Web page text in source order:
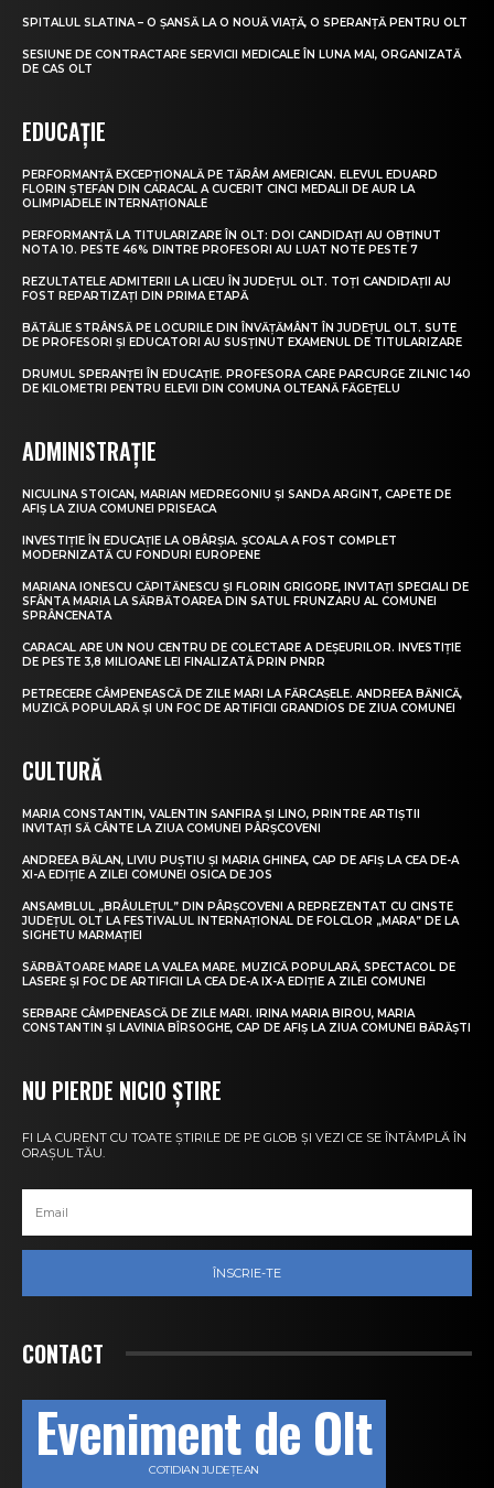
SPITALUL SLATINA – O ȘANSĂ LA O NOUĂ VIAȚĂ, O SPERANȚĂ PENTRU OLT
SESIUNE DE CONTRACTARE SERVICII MEDICALE ÎN LUNA MAI, ORGANIZATĂ
DE CAS OLT
EDUCAȚIE
PERFORMANȚĂ EXCEPȚIONALĂ PE TĂRÂM AMERICAN. ELEVUL EDUARD
FLORIN ȘTEFAN DIN CARACAL A CUCERIT CINCI MEDALII DE AUR LA
OLIMPIADELE INTERNAȚIONALE
PERFORMANȚĂ LA TITULARIZARE ÎN OLT: DOI CANDIDAȚI AU OBȚINUT
NOTA 10. PESTE 46% DINTRE PROFESORI AU LUAT NOTE PESTE 7
REZULTATELE ADMITERII LA LICEU ÎN JUDEȚUL OLT. TOȚI CANDIDAȚII AU
FOST REPARTIZAȚI DIN PRIMA ETAPĂ
BĂTĂLIE STRÂNSĂ PE LOCURILE DIN ÎNVĂȚĂMÂNT ÎN JUDEȚUL OLT. SUTE
DE PROFESORI ȘI EDUCATORI AU SUSȚINUT EXAMENUL DE TITULARIZARE
DRUMUL SPERANȚEI ÎN EDUCAȚIE. PROFESORA CARE PARCURGE ZILNIC 140
DE KILOMETRI PENTRU ELEVII DIN COMUNA OLTEANĂ FĂGEȚELU
ADMINISTRAȚIE
NICULINA STOICAN, MARIAN MEDREGONIU ȘI SANDA ARGINT, CAPETE DE
AFIȘ LA ZIUA COMUNEI PRISEACA
INVESTIȚIE ÎN EDUCAȚIE LA OBÂRȘIA. ȘCOALA A FOST COMPLET
MODERNIZATĂ CU FONDURI EUROPENE
MARIANA IONESCU CĂPITĂNESCU ȘI FLORIN GRIGORE, INVITAȚI SPECIALI DE
SFÂNTA MARIA LA SĂRBĂTOAREA DIN SATUL FRUNZARU AL COMUNEI
SPRÂNCENATA
CARACAL ARE UN NOU CENTRU DE COLECTARE A DEȘEURILOR. INVESTIȚIE
DE PESTE 3,8 MILIOANE LEI FINALIZATĂ PRIN PNRR
PETRECERE CÂMPENEASCĂ DE ZILE MARI LA FĂRCAȘELE. ANDREEA BĂNICĂ,
MUZICĂ POPULARĂ ȘI UN FOC DE ARTIFICII GRANDIOS DE ZIUA COMUNEI
CULTURĂ
MARIA CONSTANTIN, VALENTIN SANFIRA ȘI LINO, PRINTRE ARTIȘTII
INVITAȚI SĂ CÂNTE LA ZIUA COMUNEI PÂRȘCOVENI
ANDREEA BĂLAN, LIVIU PUȘTIU ȘI MARIA GHINEA, CAP DE AFIȘ LA CEA DE-A
XI-A EDIȚIE A ZILEI COMUNEI OSICA DE JOS
ANSAMBLUL „BRÂULEȚUL” DIN PÂRȘCOVENI A REPREZENTAT CU CINSTE
JUDEȚUL OLT LA FESTIVALUL INTERNAȚIONAL DE FOLCLOR „MARA” DE LA
SIGHETU MARMAȚIEI
SĂRBĂTOARE MARE LA VALEA MARE. MUZICĂ POPULARĂ, SPECTACOL DE
LASERE ȘI FOC DE ARTIFICII LA CEA DE-A IX-A EDIȚIE A ZILEI COMUNEI
SERBARE CÂMPENEASCĂ DE ZILE MARI. IRINA MARIA BIROU, MARIA
CONSTANTIN ȘI LAVINIA BÎRSOGHE, CAP DE AFIȘ LA ZIUA COMUNEI BĂRĂȘTI
NU PIERDE NICIO ȘTIRE
FI LA CURENT CU TOATE ȘTIRILE DE PE GLOB ȘI VEZI CE SE ÎNTÂMPLĂ ÎN
ORAȘUL TĂU.
ÎNSCRIE-TE
CONTACT
Eveniment de Olt
COTIDIAN JUDEȚEAN